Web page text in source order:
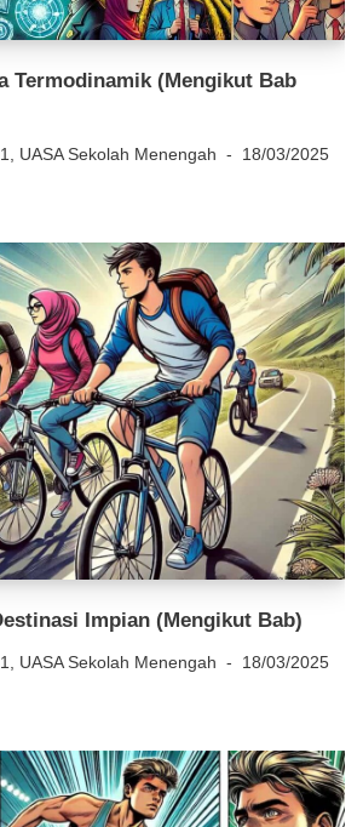
Termodinamik (Mengikut Bab
UASA Sekolah Menengah 18/03/2025
Impian (Mengikut Bab)
, UASA Sekolah Menengah 18/03/2025